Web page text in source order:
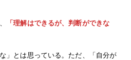
「理解はできるが、判断ができな
」とは思っている。ただ、「自分が